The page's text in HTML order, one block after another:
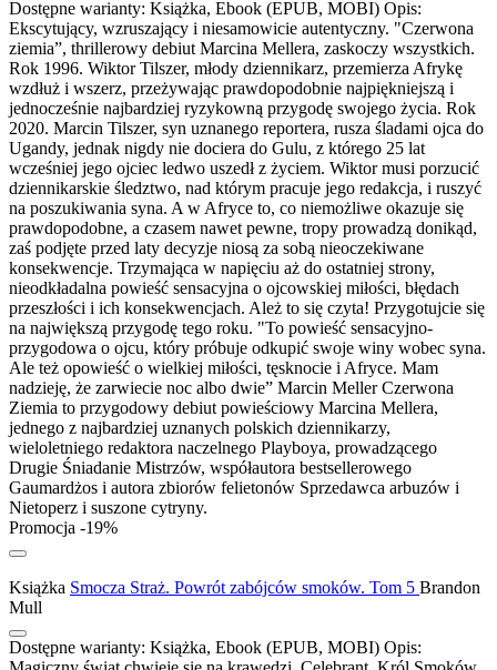
Dostępne warianty: Książka, Ebook (EPUB, MOBI) Opis:
Ekscytujący, wzruszający i niesamowicie autentyczny. "Czerwona
ziemia”, thrillerowy debiut Marcina Mellera, zaskoczy wszystkich.
Rok 1996. Wiktor Tilszer, młody dziennikarz, przemierza Afrykę
wzdłuż i wszerz, przeżywając prawdopodobnie najpiękniejszą i
jednocześnie najbardziej ryzykowną przygodę swojego życia. Rok
2020. Marcin Tilszer, syn uznanego reportera, rusza śladami ojca do
Ugandy, jednak nigdy nie dociera do Gulu, z którego 25 lat
wcześniej jego ojciec ledwo uszedł z życiem. Wiktor musi porzucić
dziennikarskie śledztwo, nad którym pracuje jego redakcja, i ruszyć
na poszukiwania syna. A w Afryce to, co niemożliwe okazuje się
prawdopodobne, a czasem nawet pewne, tropy prowadzą donikąd,
zaś podjęte przed laty decyzje niosą za sobą nieoczekiwane
konsekwencje. Trzymająca w napięciu aż do ostatniej strony,
nieodkładalna powieść sensacyjna o ojcowskiej miłości, błędach
przeszłości i ich konsekwencjach. Ależ to się czyta! Przygotujcie się
na największą przygodę tego roku. "To powieść sensacyjno-
przygodowa o ojcu, który próbuje odkupić swoje winy wobec syna.
Ale też opowieść o wielkiej miłości, tęsknocie i Afryce. Mam
nadzieję, że zarwiecie noc albo dwie” Marcin Meller Czerwona
Ziemia to przygodowy debiut powieściowy Marcina Mellera,
jednego z najbardziej uznanych polskich dziennikarzy,
wieloletniego redaktora naczelnego Playboya, prowadzącego
Drugie Śniadanie Mistrzów, współautora bestsellerowego
Gaumardżos i autora zbiorów felietonów Sprzedawca arbuzów i
Nietoperz i suszone cytryny.
Promocja -19%
Książka Smocza Straż. Powrót zabójców smoków. Tom 5 Brandon
Mull
Dostępne warianty: Książka, Ebook (EPUB, MOBI) Opis: